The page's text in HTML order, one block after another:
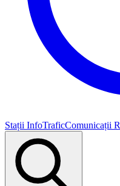
Stații InfoTraficComunicații